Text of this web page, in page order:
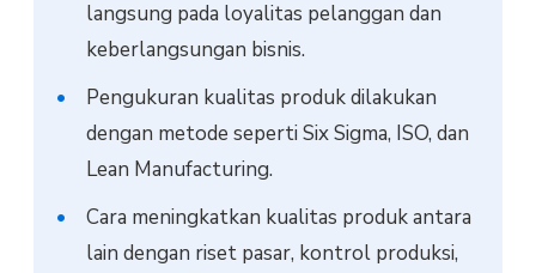
langsung pada loyalitas pelanggan dan
keberlangsungan bisnis.
Pengukuran kualitas produk dilakukan
dengan metode seperti Six Sigma, ISO, dan
Lean Manufacturing.
Cara meningkatkan kualitas produk antara
lain dengan riset pasar, kontrol produksi,